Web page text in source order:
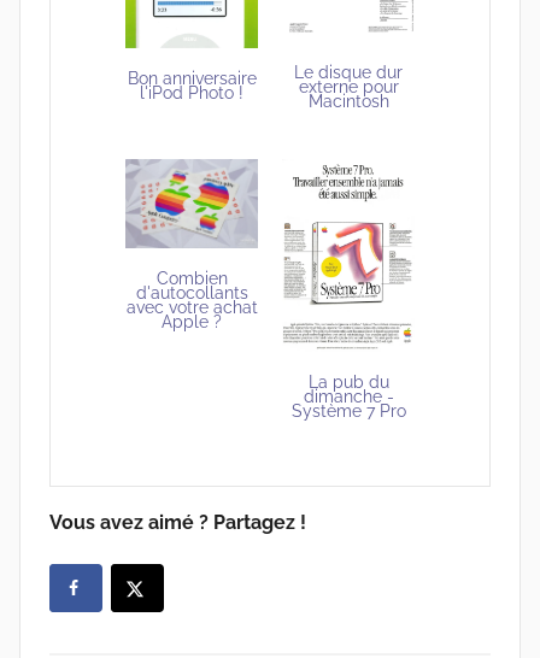
Bon anniversaire
l'iPod Photo !
Le disque dur
externe pour
Macintosh
Combien
d'autocollants
avec votre achat
Apple ?
La pub du
dimanche -
Système 7 Pro
Vous avez aimé ? Partagez !